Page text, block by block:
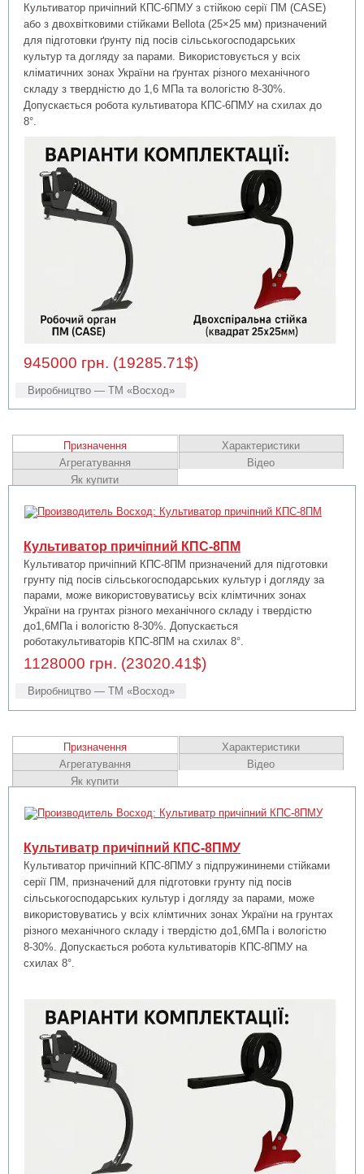
Культиватор причіпний КПС-6ПМУ з стійкою серії ПМ (CASE)
або з двохвітковими стійками Bellota (25×25 мм) призначений
для підготовки ґрунту під посів сільськогосподарських
культур та догляду за парами. Використовується у всіх
кліматичних зонах України на ґрунтах різного механічного
складу з твердністю до 1,6 МПа та вологістю 8-30%.
Допускається робота культиватора КПС-6ПМУ на схилах до
8°.
945000 грн. (19285.71$)
Виробництво — ТМ «Восход»
Призначення
Характеристики
Агрегатування
Відео
Як купити
Культиватор причіпний КПС-8ПМ
Культиватор причіпний КПС-8ПМ призначений для підготовки
грунту під посів сільськогосподарських культур і догляду за
парами, може використовуватисьу всіх клімтичних зонах
України на грунтах різного механічного складу і твердістю
до1,6МПа і вологістю 8-30%. Допускається
роботакультиваторів КПС-8ПМ на схилах 8°.
1128000 грн. (23020.41$)
Виробництво — ТМ «Восход»
Призначення
Характеристики
Агрегатування
Відео
Як купити
Культиватр причіпний КПС-8ПМУ
Культиватор причіпний КПС-8ПМУ з підпружининеми стійками
серії ПМ, призначений для підготовки грунту під посів
сільськогосподарських культур і догляду за парами, може
використовуватись у всіх клімтичних зонах України на грунтах
різного механічного складу і твердістю до1,6МПа і вологістю
8-30%. Допускається робота культиваторів КПС-8ПМУ на
схилах 8°.